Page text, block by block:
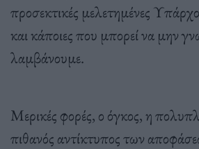
προσεκτικές μελετημένες
και κάποιες που μπορεί να μην
λαμβάνουμε.
Μερικές φορές, ο όγκος, η
πιθανός αντίκτυπος των